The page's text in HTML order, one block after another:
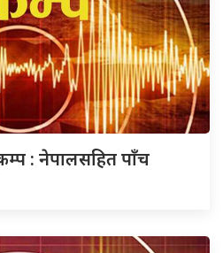
: नेपालसहित पाँच